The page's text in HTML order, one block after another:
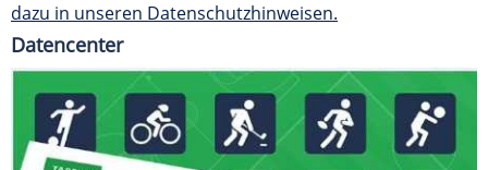
dazu in unseren Datenschutzhinweisen.
Datencenter